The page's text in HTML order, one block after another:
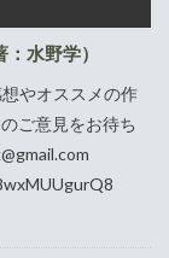
水野学）
やオススメの作
ご意見をお待ち